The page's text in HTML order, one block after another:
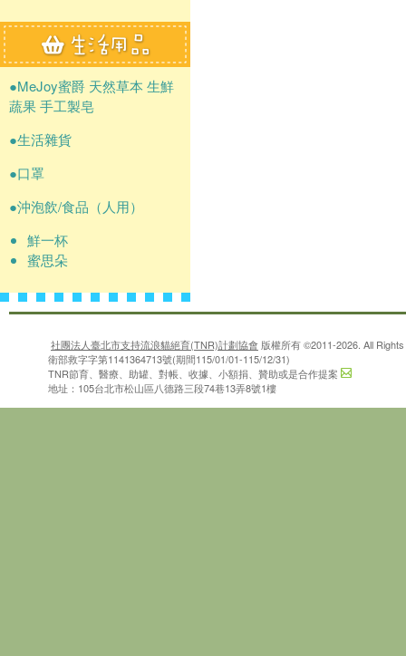
●MeJoy蜜爵 天然草本 生鮮
蔬果 手工製皂
●生活雜貨
●口罩
●沖泡飲/食品（人用）
鮮一杯
蜜思朵
社團法人臺北市支持流浪貓絕育(TNR)計劃協會 版權所有 ©2011-2026. All
衛部救字字第1141364713號(期間115/01/01-115/12/31)
TNR節育、醫療、助罐、對帳、收據、小額捐、贊助或是合作提案
地址：105台北市松山區八德路三段74巷13弄8號1樓